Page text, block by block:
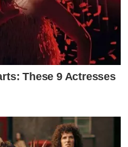
These 9 Actresses